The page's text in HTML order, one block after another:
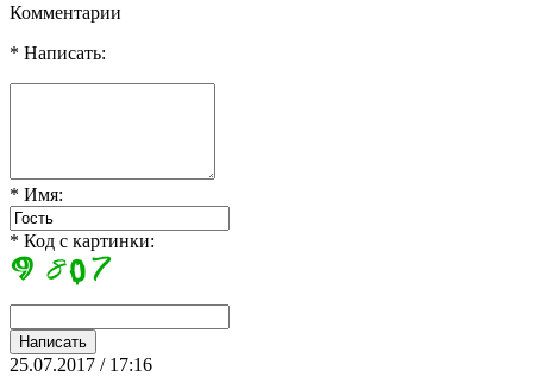
Комментарии
* Написать:
* Имя:
* Код с картинки:
25.07.2017 / 17:16